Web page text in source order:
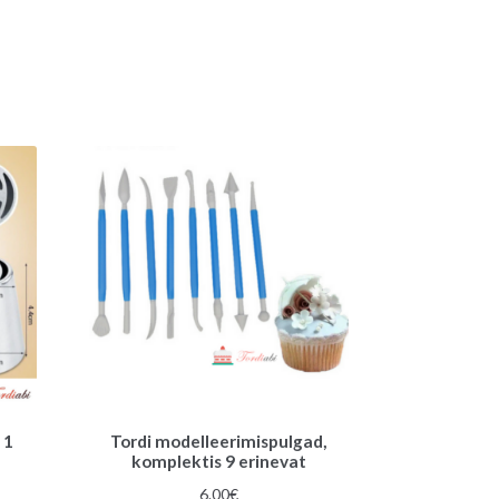
Tordi modelleerimispulgad,
komplektis 9 erinevat
6.00€